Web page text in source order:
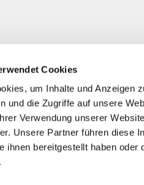
Cookies
um Inhalte und Anzeigen
und die Zugriffe auf unsere
Verwendung unserer
Unsere Partner führen diese
ihnen bereitgestellt haben